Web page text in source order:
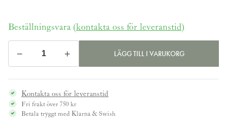
Beställningsvara (kontakta oss för leveranstid)
Soffbord
ODRA,
marmor/mangoträ
mängd
− + LÄGG TILL I VARUKORG
Kontakta oss för leveranstid
Fri frakt över 750 kr
Betala tryggt med Klarna & Swish